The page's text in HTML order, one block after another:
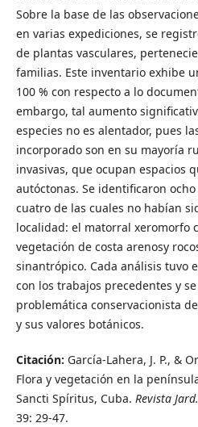
Sobre la base de las
en varias expediciones, se
de plantas vasculares,
familias. Este inventario exhibe
100 % con respecto a lo
embargo, tal aumento
especies no es alentador, pues
incorporado son en su mayoría
invasivas, que ocupan espacios
autóctonas. Se identificaron
cuatro de las cuales no habían
localidad: el matorral xeromorfo
vegetación de costa arenosy
sinantrópico. Cada análisis tuvo
con los trabajos precedentes y
problemática conservacionista
y sus valores botánicos.
Citación: García-Lahera, J. P., &
Flora y vegetación en la
Sancti Spíritus, Cuba. Revista
39: 29-47.